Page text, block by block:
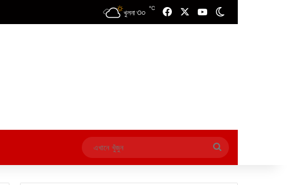
খুলনা ৩০ ℃ FacebookYouTube
এখানে
খুঁজুন